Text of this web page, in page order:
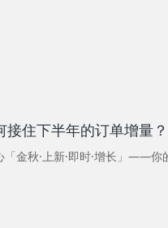
住下半年的订单增量？
金秋·上新·即时·增长」——你